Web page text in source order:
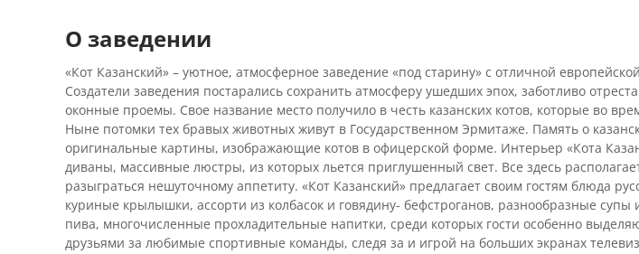
О заведении
«Кот Казанский» – уютное, атмосферное заведение «под старину» с отличной
Создатели заведения постарались сохранить атмосферу ушедших эпох, заботливо
оконные проемы. Свое название место получило в честь казанских котов, которые во
Ныне потомки тех бравых животных живут в Государственном Эрмитаже. Память о
оригинальные картины, изображающие котов в офицерской форме. Интерьер «Кота
диваны, массивные люстры, из которых льется приглушенный свет. Все здесь
разыграться нешуточному аппетиту. «Кот Казанский» предлагает своим гостям блюда
куриные крылышки, ассорти из колбасок и говядину- бефстроганов, разнообразные
пива, многочисленные прохладительные напитки, среди которых гости особенно
друзьями за любимые спортивные команды, следя за и игрой на больших экранах